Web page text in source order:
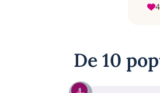
4
De 10
1